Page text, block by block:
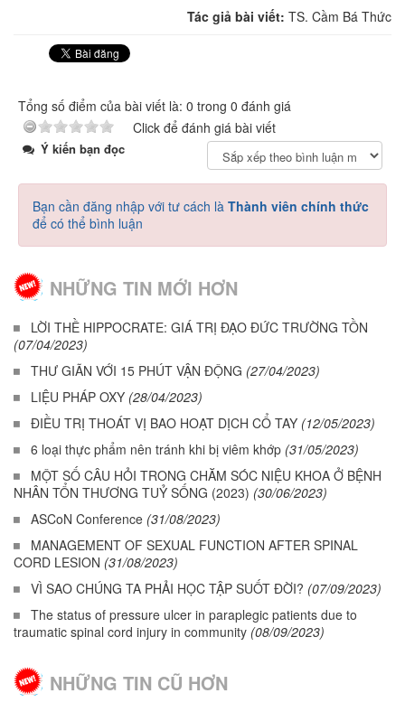
Tác giả bài viết: TS. Cầm Bá Thức
Tổng số điểm của bài viết là: 0 trong 0 đánh giá
Click để đánh giá bài viết
Ý kiến bạn đọc
Bạn cần đăng nhập với tư cách là Thành viên chính thức
để có thể bình luận
NHỮNG TIN MỚI HƠN
LỜI THỀ HIPPOCRATE: GIÁ TRỊ ĐẠO ĐỨC TRƯỜNG TỒN
(07/04/2023)
THƯ GIÃN VỚI 15 PHÚT VẬN ĐỘNG (27/04/2023)
LIỆU PHÁP OXY (28/04/2023)
ĐIỀU TRỊ THOÁT VỊ BAO HOẠT DỊCH CỔ TAY (12/05/2023)
6 loại thực phẩm nên tránh khi bị viêm khớp (31/05/2023)
MỘT SỐ CÂU HỎI TRONG CHĂM SÓC NIỆU KHOA Ở BỆNH
NHÂN TỔN THƯƠNG TUỶ SỐNG (2023) (30/06/2023)
ASCoN Conference (31/08/2023)
MANAGEMENT OF SEXUAL FUNCTION AFTER SPINAL
CORD LESION (31/08/2023)
VÌ SAO CHÚNG TA PHẢI HỌC TẬP SUỐT ĐỜI? (07/09/2023)
The status of pressure ulcer in paraplegic patients due to
traumatic spinal cord injury in community (08/09/2023)
NHỮNG TIN CŨ HƠN